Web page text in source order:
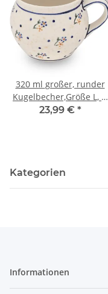
320 ml großer, runder
Kugelbecher,Größe L, H
9,0 cm, Ø 8,5 cm, Dekor
23,99 € *
Kategorien
Informationen